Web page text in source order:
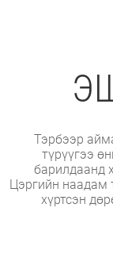
Тэрбээр
түрүүгээ
барилдаанд
Цэргийн наадам
хүртсэн